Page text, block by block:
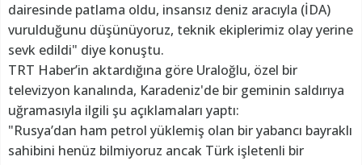
dairesinde patlama oldu, insansız deniz aracıyla (İDA)
vurulduğunu düşünüyoruz, teknik ekiplerimiz olay yerine
sevk edildi" diye konuştu.
TRT Haber’in aktardığına göre Uraloğlu, özel bir
televizyon kanalında, Karadeniz'de bir geminin saldırıya
uğramasıyla ilgili şu açıklamaları yaptı:
"Rusya’dan ham petrol yüklemiş olan bir yabancı bayraklı
sahibini henüz bilmiyoruz ancak Türk işletenli bir